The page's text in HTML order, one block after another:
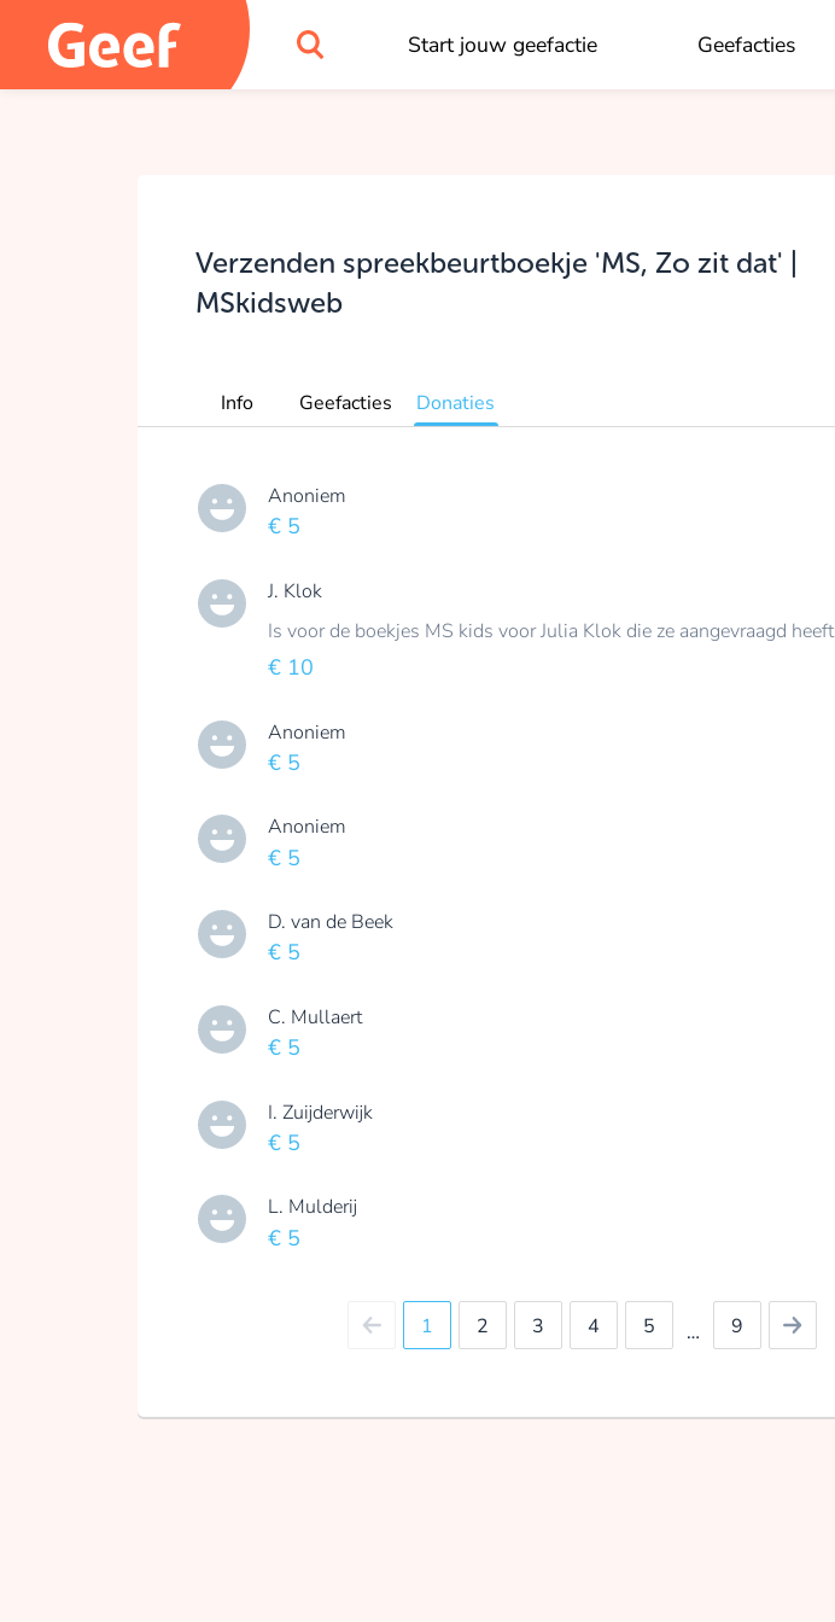
Start jouw geefactie Geefacties
Verzenden spreekbeurtboekje 'MS, Zo zit dat' |
MSkidsweb
Info Geefacties Donaties
Anoniem
€ 5
J. Klok
Is voor de boekjes MS kids voor Julia Klok die ze aangevraagd heeft
€ 10
Anoniem
€ 5
Anoniem
€ 5
D. van de Beek
€ 5
C. Mullaert
€ 5
I. Zuijderwijk
€ 5
L. Mulderij
€ 5
1 2 3 4 5 … 9